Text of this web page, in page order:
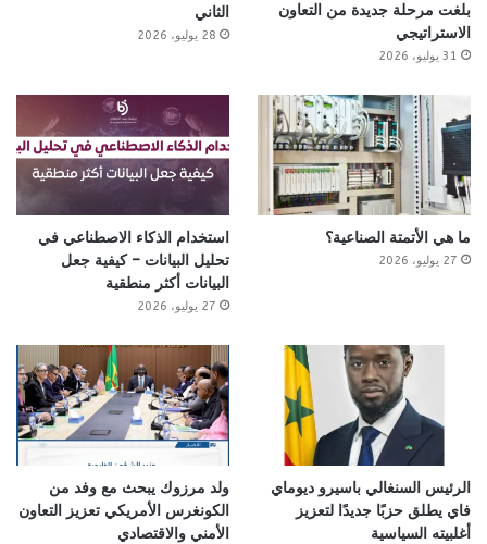
بلغت مرحلة جديدة من التعاون
الاستراتيجي
31 يوليو، 2026
الثاني
28 يوليو، 2026
ما هي الأتمتة الصناعية؟
27 يوليو، 2026
استخدام الذكاء الاصطناعي في
تحليل البيانات – كيفية جعل
البيانات أكثر منطقية
27 يوليو، 2026
الرئيس السنغالي باسيرو ديوماي
فاي يطلق حزبًا جديدًا لتعزيز
أغلبيته السياسية
ولد مرزوك يبحث مع وفد من
الكونغرس الأمريكي تعزيز التعاون
الأمني والاقتصادي